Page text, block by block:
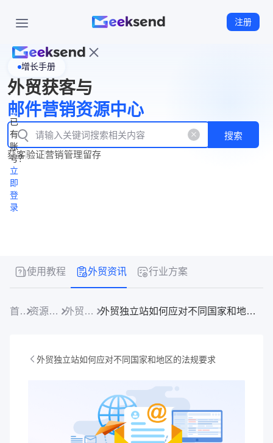
注册
页
WhatsApp
企业号
New
产
品
功
能
产
品
价
格
资
源
中
心
立
即
注
册
已
有
账
号？
立
即
登
录
增长手册
外贸获客与
邮件营销资源中心
搜索
获客验证营销管理留存
使用教程 外贸资讯 行业方案
首页 资源中心 外贸资讯 外贸独立站如何应对不同国家和地区的法规要求
外贸独立站如何应对不同国家和地区的法规要求